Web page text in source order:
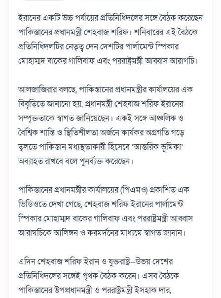
ইরানের একটি উচ্চ পর্যায়ের প্রতিনিধিদলের সঙ্গে বৈঠক করেছেন
পাকিস্তানের প্রধানমন্ত্রী শেহবাজ শরিফ। শনিবারের এই বৈঠকে
প্রতিনিধিদলটির নেতৃত্ব দেন দেশটির পার্লামেন্ট স্পিকার
মোহাম্মদ বাকের গালিবাফ এবং পররাষ্ট্রমন্ত্রী আব্বাস আরাগচি।
আলজাজিরার বলছে, পাকিস্তানের প্রধানমন্ত্রীর কার্যালয়ের এক
বিবৃতিতে জানানো হয়, প্রধানমন্ত্রী শেহবাজ শরিফ ইরানের
সম্পৃক্ততাকে স্বাগত জানিয়েছেন। একই সঙ্গে আঞ্চলিক ও
বৈশ্বিক শান্তি ও স্থিতিশীলতা অর্জনে কার্যকর অগ্রগতি গড়ে
তুলতে পাকিস্তান মধ্যস্থতাকারী হিসেবে ‘আন্তরিক ভূমিকা’
অব্যাহত রাখবে বলে পুনর্ব্যক্ত করেছেন।
পাকিস্তানের প্রধানমন্ত্রীর কার্যালয়ের (পিএমও) প্রকাশিত এক
ভিডিওতে দেখা গেছে, শেহবাজ শরিফ ইরানের পার্লামেন্ট
স্পিকার মোহাম্মদ বাকের গালিবাফ এবং পররাষ্ট্রমন্ত্রী আব্বাস
আরাঘচিকে আলিঙ্গন ও করমর্দনের মাধ্যমে স্বাগত জানান।
এদিন শেহবাজ শরিফ ইরান ও যুক্তরাষ্ট্র—উভয় দেশের
প্রতিনিধিদলের সঙ্গেই পৃথক বৈঠক করেন। এসব বৈঠকে
পাকিস্তানের উপপ্রধানমন্ত্রী ও পররাষ্ট্রমন্ত্রী ইসহাক দার,